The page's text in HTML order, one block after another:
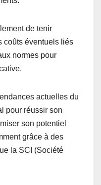
de tenir
coûts éventuels liés
normes pour
actuelles du
pour réussir son
son potentiel
grâce à des
la SCI (Société